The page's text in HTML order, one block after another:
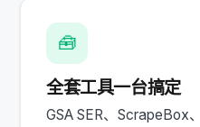
🧰
全套工具一台搞定
GSA SER、ScrapeBox